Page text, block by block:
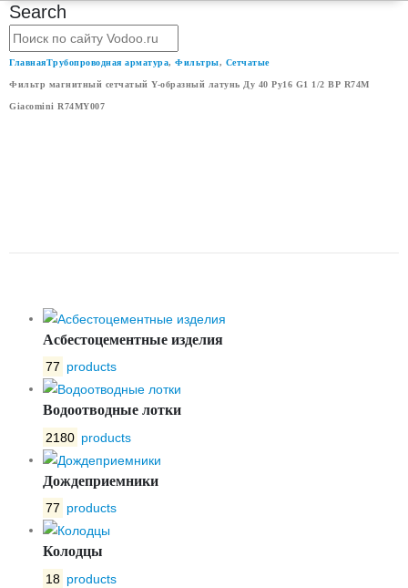
Search
ГлавнаяТрубопроводная арматура, Фильтры, Сетчатые
Фильтр магнитный сетчатый Y-образный латунь Ду 40 Ру16 G1 1/2 ВР R74M
Giacomini R74MY007
Асбестоцементные изделия
77 products
Водоотводные лотки
2180 products
Дождеприемники
77 products
Колодцы
18 products